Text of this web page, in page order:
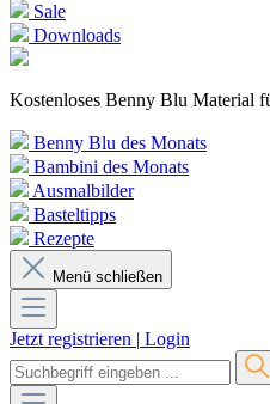
Sale
Downloads
Kostenloses Benny Blu Material
Benny Blu des Monats
Bambini des Monats
Ausmalbilder
Basteltipps
Rezepte
Menü schließen
Jetzt registrieren | Login